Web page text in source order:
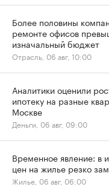
Более половины
ремонте офисов
изначальный бюджет
Отрасль, 06 авг, 10:00
Аналитики оценили
ипотеку на разные
Москве
Деньги, 06 авг, 09:00
Временное явление: в
цен на жилье резко
Жилье, 06 авг, 06:00